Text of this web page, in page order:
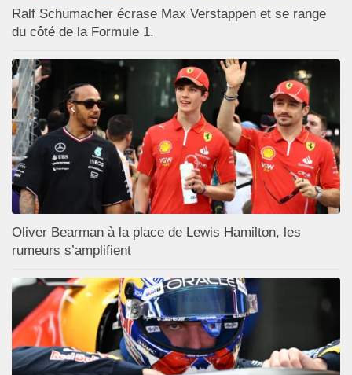
Ralf Schumacher écrase Max Verstappen et se range
du côté de la Formule 1.
Oliver Bearman à la place de Lewis Hamilton, les
rumeurs s’amplifient